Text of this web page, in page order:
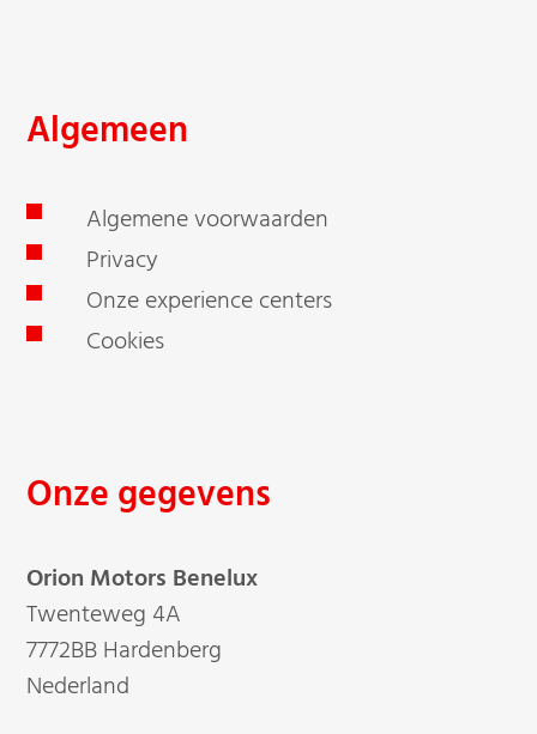
Algemeen
Algemene voorwaarden
Privacy
Onze experience centers
Cookies
Onze gegevens
Orion Motors Benelux
Twenteweg 4A
7772BB Hardenberg
Nederland